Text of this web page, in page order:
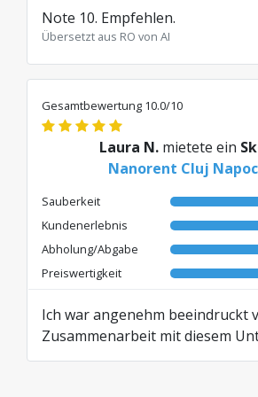
Note 10. Empfehlen.
Übersetzt aus RO von AI
Gesamtbewertung 10.0/10
Laura N. mietete ein
Nanorent Cluj
Sauberkeit
Kundenerlebnis
Abholung/Abgabe
Preiswertigkeit
Ich war angenehm beeindruckt
Zusammenarbeit mit diesem
Das Auto war gut, die Abholung